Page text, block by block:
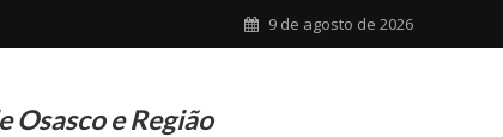
9 de agosto de 2026
Osasco e Região